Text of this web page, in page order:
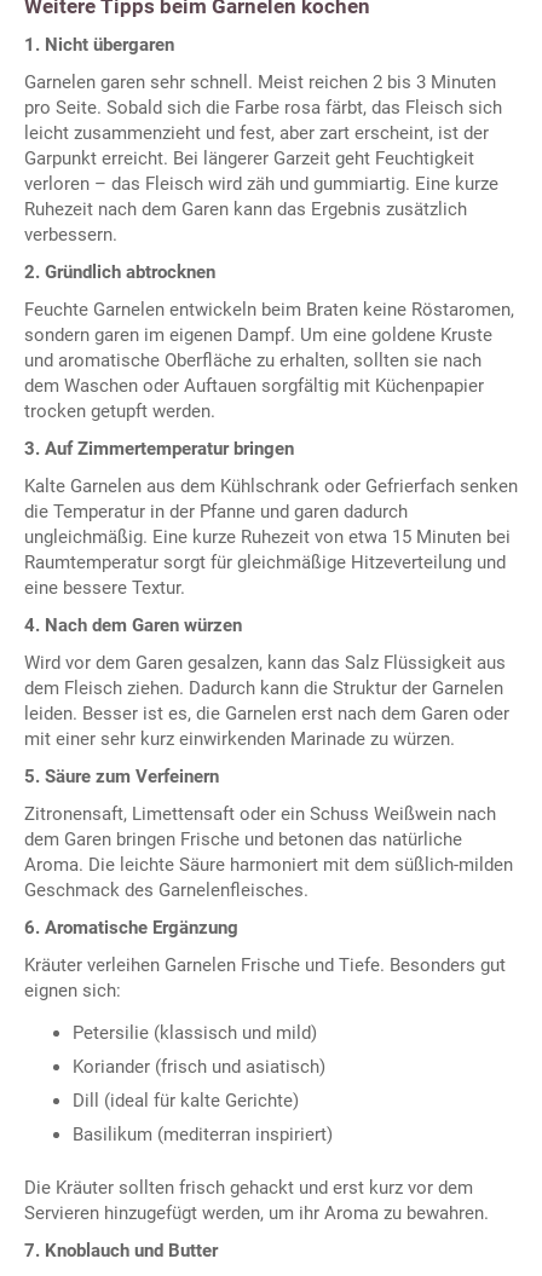
Weitere Tipps beim Garnelen kochen
1. Nicht übergaren
Garnelen garen sehr schnell. Meist reichen 2 bis 3 Minuten
pro Seite. Sobald sich die Farbe rosa färbt, das Fleisch sich
leicht zusammenzieht und fest, aber zart erscheint, ist der
Garpunkt erreicht. Bei längerer Garzeit geht Feuchtigkeit
verloren – das Fleisch wird zäh und gummiartig. Eine kurze
Ruhezeit nach dem Garen kann das Ergebnis zusätzlich
verbessern.
2. Gründlich abtrocknen
Feuchte Garnelen entwickeln beim Braten keine Röstaromen,
sondern garen im eigenen Dampf. Um eine goldene Kruste
und aromatische Oberfläche zu erhalten, sollten sie nach
dem Waschen oder Auftauen sorgfältig mit Küchenpapier
trocken getupft werden.
3. Auf Zimmertemperatur bringen
Kalte Garnelen aus dem Kühlschrank oder Gefrierfach senken
die Temperatur in der Pfanne und garen dadurch
ungleichmäßig. Eine kurze Ruhezeit von etwa 15 Minuten bei
Raumtemperatur sorgt für gleichmäßige Hitzeverteilung und
eine bessere Textur.
4. Nach dem Garen würzen
Wird vor dem Garen gesalzen, kann das Salz Flüssigkeit aus
dem Fleisch ziehen. Dadurch kann die Struktur der Garnelen
leiden. Besser ist es, die Garnelen erst nach dem Garen oder
mit einer sehr kurz einwirkenden Marinade zu würzen.
5. Säure zum Verfeinern
Zitronensaft, Limettensaft oder ein Schuss Weißwein nach
dem Garen bringen Frische und betonen das natürliche
Aroma. Die leichte Säure harmoniert mit dem süßlich-milden
Geschmack des Garnelenfleisches.
6. Aromatische Ergänzung
Kräuter verleihen Garnelen Frische und Tiefe. Besonders gut
eignen sich:
Petersilie (klassisch und mild)
Koriander (frisch und asiatisch)
Dill (ideal für kalte Gerichte)
Basilikum (mediterran inspiriert)
Die Kräuter sollten frisch gehackt und erst kurz vor dem
Servieren hinzugefügt werden, um ihr Aroma zu bewahren.
7. Knoblauch und Butter